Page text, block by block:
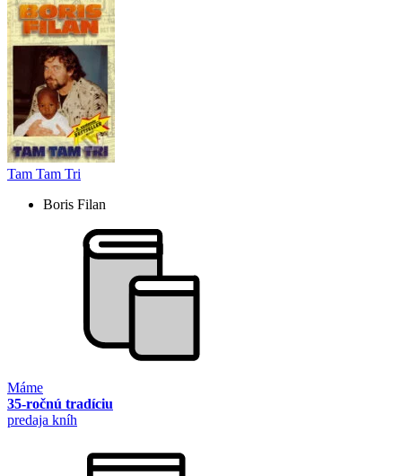
Tam Tam Tri
Boris Filan
Máme
35-ročnú tradíciu
predaja kníh